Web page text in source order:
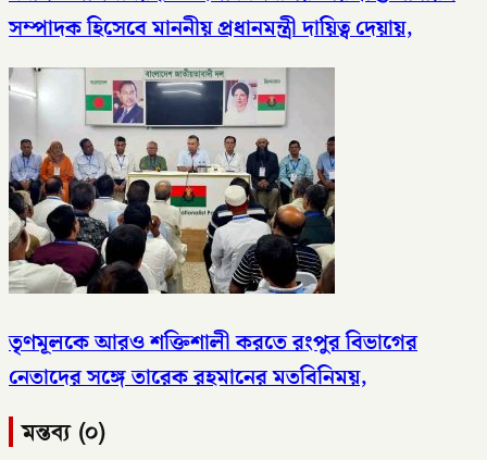
সম্পাদক হিসেবে মাননীয় প্রধানমন্ত্রী দায়িত্ব দেয়ায়,
তৃণমূলকে আরও শক্তিশালী করতে রংপুর বিভাগের
নেতাদের সঙ্গে তারেক রহমানের মতবিনিময়,
মন্তব্য (০)